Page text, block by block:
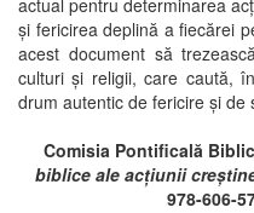
actual pentru determinarea
şi fericirea deplină a fiecărei
acest document să
culturi şi religii, care caută,
drum autentic de fericire şi de
Comisia Pontificală
biblice ale acţiunii
978-606-